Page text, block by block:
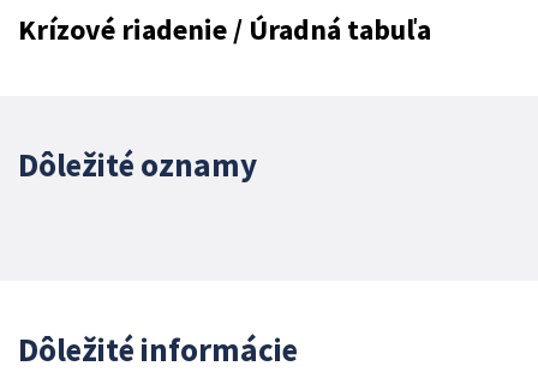
Krízové riadenie / Úradná tabuľa
Dôležité oznamy
Dôležité informácie